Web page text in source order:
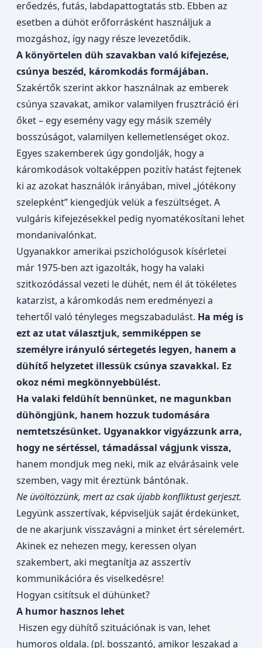
erőedzés, futás, labdapattogtatás stb. Ebben az
esetben a dühöt erőforrásként használjuk a
mozgáshoz, így nagy része levezetődik.
A könyörtelen düh szavakban való kifejezése,
csúnya beszéd, káromkodás formájában.
Szakértők szerint akkor használnak az emberek
csúnya szavakat, amikorvalamilyen frusztráció éri
őket– egy esemény vagy egy másik személy
bosszúságot, valamilyen kellemetlenséget okoz.
Egyes szakemberek úgy gondolják, hogy a
káromkodások voltaképpen pozitív hatást fejtenek
ki az azokat használók irányában, mivel „jótékony
szelepként” kiengedjük velük a feszültséget. A
vulgáris kifejezésekkel pedig nyomatékosítani lehet
mondanivalónkat.
Ugyanakkor amerikai pszichológusok kísérletei
már 1975-ben azt igazolták, hogy ha valaki
szitkozódással vezeti le dühét, nem él át tökéletes
katarzist, a káromkodás nem eredményezi a
tehertől való tényleges megszabadulást. Ha még is
ezt az utat választjuk, semmiképpen se
személyre irányuló sértegetés legyen, hanem a
dühítő helyzetet illessük csúnya szavakkal. Ez
okoz némi megkönnyebbülést.
Ha valaki feldühít bennünket, ne magunkban
dühöngjünk, hanem hozzuk tudomására
nemtetszésünket. Ugyanakkor vigyázzunk arra,
hogy ne sértéssel, támadással vágjunk vissza,
hanem mondjuk meg neki, mik az elvárásaink vele
szemben, vagy mit éreztünk bántónak.
Ne üvöltözzünk, mert az csak újabb konfliktust gerjeszt.
Legyünk asszertívak, képviseljük saját érdekünket,
de ne akarjunk visszavágni a minket ért sérelemért.
Akinek ez nehezen megy, keressen olyan
szakembert, aki megtanítja az asszertív
kommunikációra és viselkedésre!
Hogyan csitítsuk el dühünket?
A humor hasznos lehet
Hiszen egy dühítő szituációnak is van, lehet
humoros oldala. (pl. bosszantó, amikor leszakad a